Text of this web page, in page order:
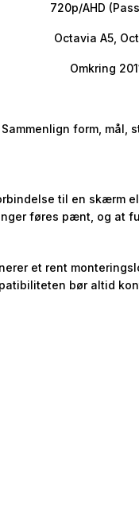
720p/AHD
Octavia A5,
Omkring
Sammenlign form, mål,
til en skærm
føres pænt, og at
et rent
bør altid